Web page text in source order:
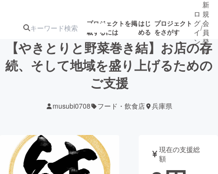
プロジェクトを掲
載するには
はじ
める
プロジェクト
をさがす
注目の新着プロ募集終了が近いプ
テクノロジー・ガジェット
ロ
グ
イ
ン
/
新
規
会
員
登
録
【やきとりと野菜巻き結】お店の存
続、そして地域を盛り上げるための
ご支援
musubi0708 フード・飲食店 兵庫県
現在の支援総
額